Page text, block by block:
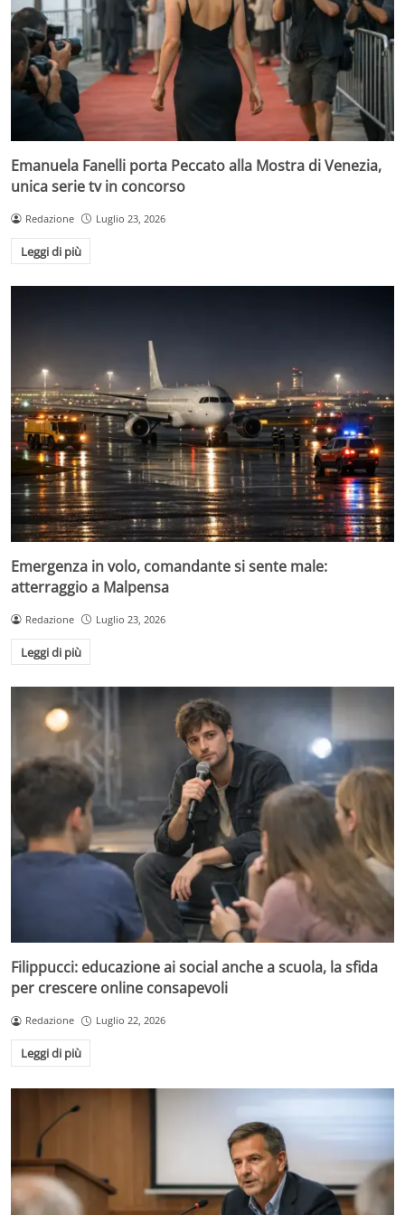
Emanuela Fanelli porta Peccato alla Mostra di Venezia,
unica serie tv in concorso
Redazione Luglio 23, 2026
Leggi di più
Emergenza in volo, comandante si sente male:
atterraggio a Malpensa
Redazione Luglio 23, 2026
Leggi di più
Filippucci: educazione ai social anche a scuola, la sfida
per crescere online consapevoli
Redazione Luglio 22, 2026
Leggi di più